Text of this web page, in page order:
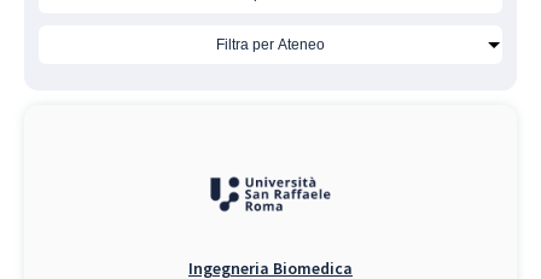
Ingegneria Biomedica